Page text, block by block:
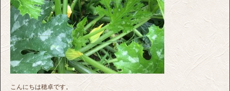
こんにちは穂卓です。